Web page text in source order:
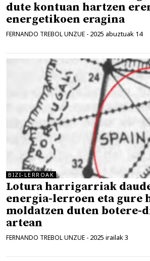
dute kontuan hartzen
energetikoen eragina
FERNANDO TREBOL UNZUE - 2025 abuztuak 14
BIZI-LERROAK
Lotura harrigarriak
energia-lerroen eta gure
moldatzen duten botere-
artean
FERNANDO TREBOL UNZUE - 2025 irailak 3